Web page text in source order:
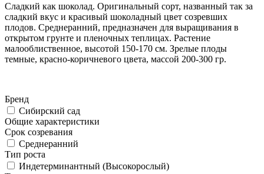
Сладкий как шоколад. Оригинальный сорт, названный так за
сладкий вкус и красивый шоколадный цвет созревших
плодов. Среднеранний, предназначен для выращивания в
открытом грунте и пленочных теплицах. Растение
малооблиственное, высотой 150-170 см. Зрелые плоды
темные, красно-коричневого цвета, массой 200-300 гр.
Бренд
Сибирский сад
Общие характеристики
Срок созревания
Среднеранний
Тип роста
Индетерминантный (Высокорослый)